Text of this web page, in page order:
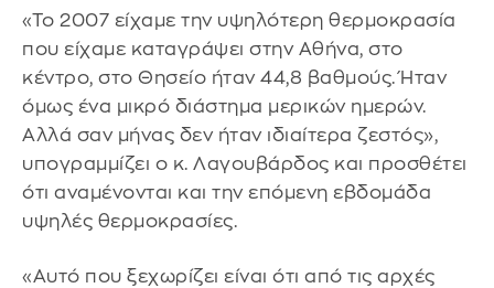
«Το 2007 είχαμε την υψηλότερη θερμοκρασία
που είχαμε καταγράψει στην Αθήνα, στο
κέντρο, στο Θησείο ήταν 44,8 βαθμούς. Ήταν
όμως ένα μικρό διάστημα μερικών ημερών.
Αλλά σαν μήνας δεν ήταν ιδιαίτερα ζεστός»,
υπογραμμίζει ο κ. Λαγουβάρδος και προσθέτει
ότι αναμένονται και την επόμενη εβδομάδα
υψηλές θερμοκρασίες.
«Αυτό που ξεχωρίζει είναι ότι από τις αρχές